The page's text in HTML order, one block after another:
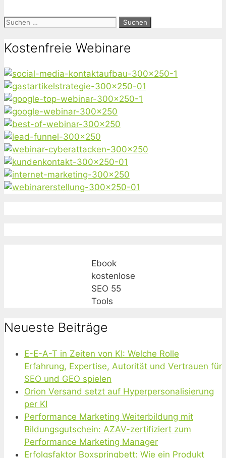
Suchen
Kostenfreie Webinare
Ebook
kostenlose
SEO 55
Tools
Neueste Beiträge
E-E-A-T in Zeiten von KI: Welche Rolle
Erfahrung, Expertise, Autorität und Vertrauen für
SEO und GEO spielen
Orion Versand setzt auf Hyperpersonalisierung
per KI
Performance Marketing Weiterbildung mit
Bildungsgutschein: AZAV-zertifiziert zum
Performance Marketing Manager
Erfolgsfaktor Boxspringbett: Wie ein Produkt